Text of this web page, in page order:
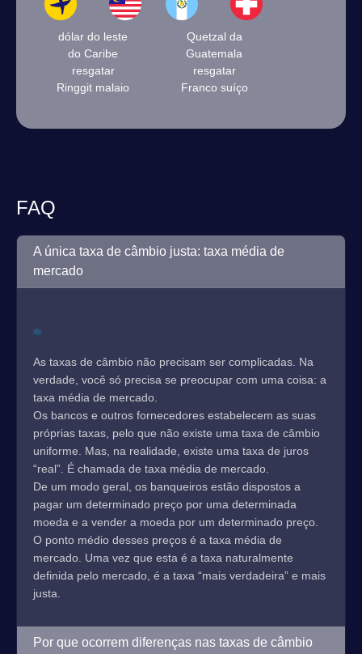
dólar do leste
do Caribe
resgatar
Ringgit malaio
Quetzal da
Guatemala
resgatar
Franco suíço
FAQ
A única taxa de câmbio justa: taxa média de
mercado
As taxas de câmbio não precisam ser complicadas. Na
verdade, você só precisa se preocupar com uma coisa: a
taxa média de mercado.
Os bancos e outros fornecedores estabelecem as suas
próprias taxas, pelo que não existe uma taxa de câmbio
uniforme. Mas, na realidade, existe uma taxa de juros
“real”. É chamada de taxa média de mercado.
De um modo geral, os banqueiros estão dispostos a
pagar um determinado preço por uma determinada
moeda e a vender a moeda por um determinado preço.
O ponto médio desses preços é a taxa média de
mercado. Uma vez que esta é a taxa naturalmente
definida pelo mercado, é a taxa “mais verdadeira” e mais
justa.
Por que ocorrem diferenças nas taxas de câmbio